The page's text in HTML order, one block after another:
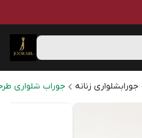
جورابشلواری زنانه جوراب شلواری